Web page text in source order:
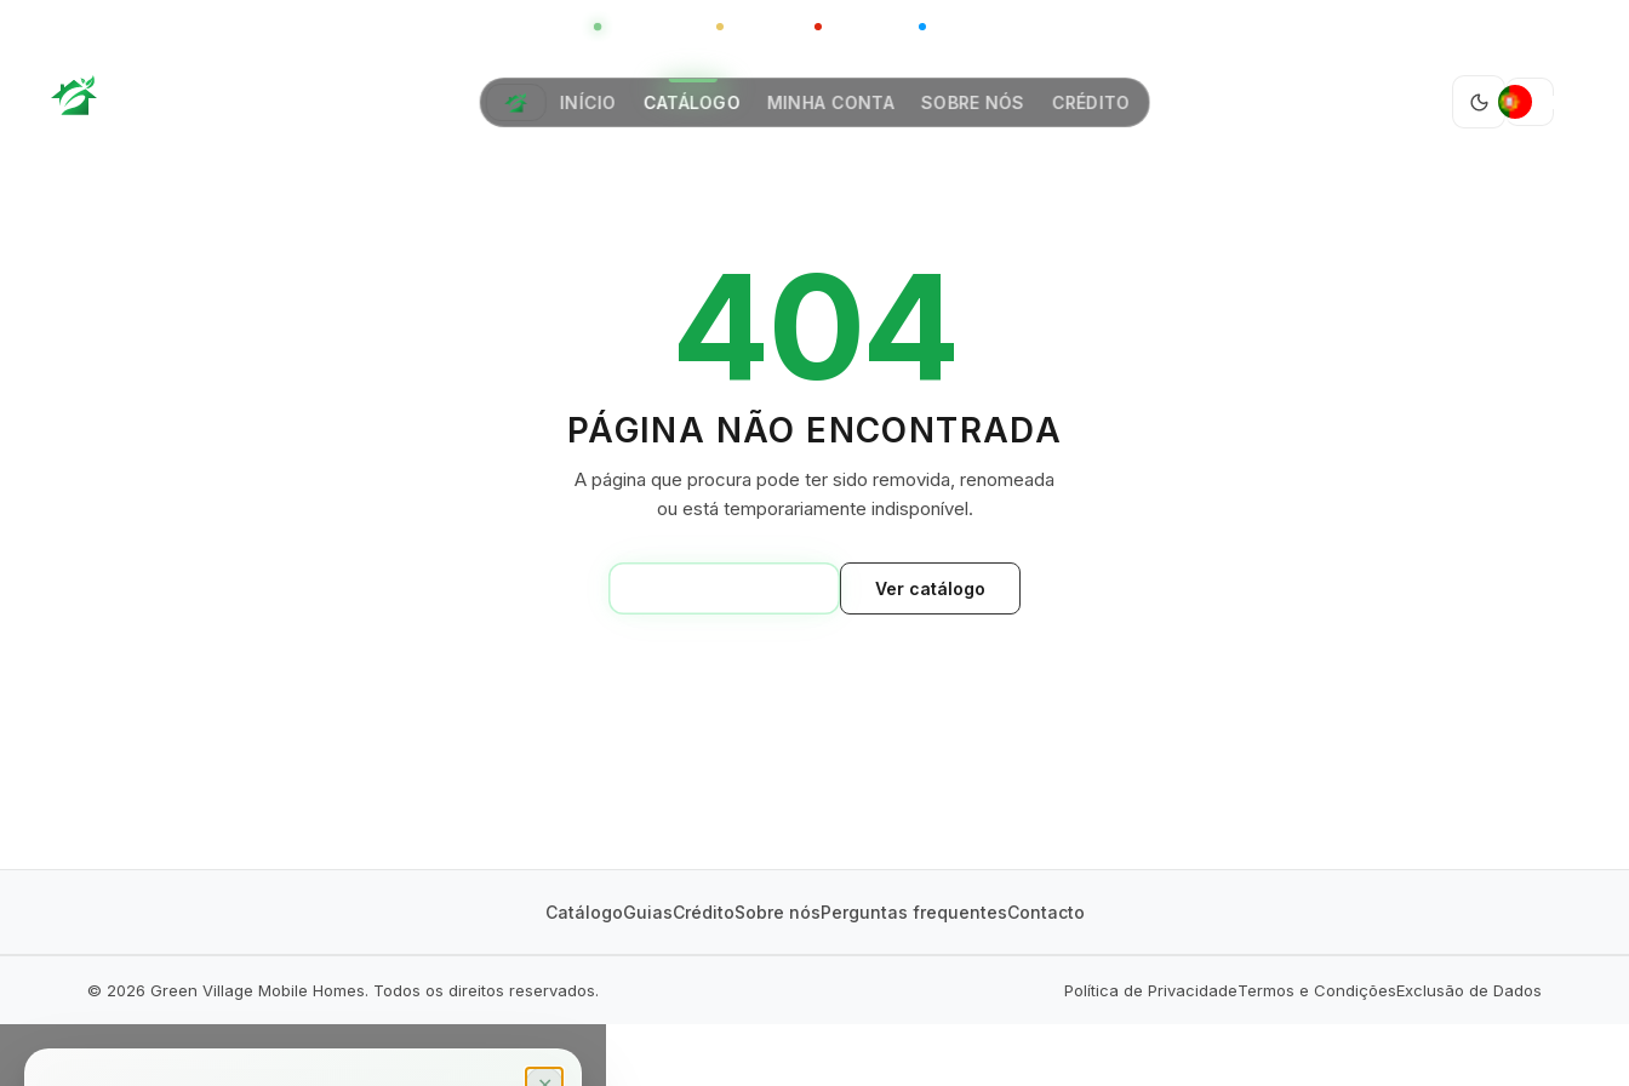
GLOBAL CHINA
INÍCIO CATÁLOGO MINHA CONTA SOBRE NÓS CRÉDITO
GREEN VILLAGE
404
PÁGINA NÃO ENCONTRADA
A página que procura pode ter sido removida, renomeada
ou está temporariamente indisponível.
Ver catálogo
CatálogoGuiasCréditoSobre nósPerguntas frequentesContacto
© 2026 Green Village Mobile Homes. Todos os direitos reservados. Política de PrivacidadeTermos e CondiçõesExclusão de Dados